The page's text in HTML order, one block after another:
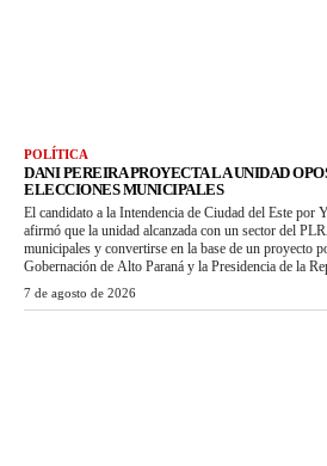
POLÍTICA
DANI PEREIRA PROYECTA LA UNIDAD
ELECCIONES MUNICIPALES
El candidato a la Intendencia de Ciudad del Este por
afirmó que la unidad alcanzada con un sector del
municipales y convertirse en la base de un proyecto
Gobernación de Alto Paraná y la Presidencia de la
7 de agosto de 2026